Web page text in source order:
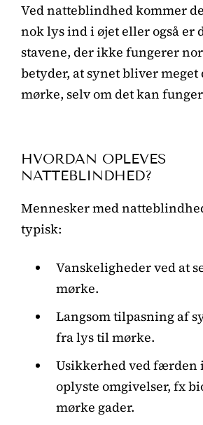
Ved natteblindhed kommer
nok lys ind i øjet eller også er
stavene, der ikke fungerer
betyder, at synet bliver
mørke, selv om det kan
HVORDAN OPLEVES
NATTEBLINDHED?
Mennesker med
typisk:
Vanskeligheder ved at
mørke.
Langsom tilpasning af
fra lys til mørke.
Usikkerhed ved færden
oplyste omgivelser, fx
mørke gader.